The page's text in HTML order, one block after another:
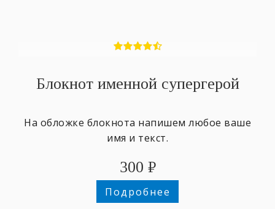
Блокнот именной супергерой
На обложке блокнота напишем любое ваше
имя и текст.
300 ₽
Подробнее